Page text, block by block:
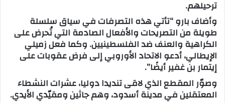
ترحيلهم.
وأضاف بارو “تأتي هذه التصرفات في سياق سلسلة
طويلة من التصريحات والأفعال الصادمة التي تُحرض على
الكراهية والعنف ضد الفلسطينيين. وكما فعل زميلي
الإيطالي، أدعو الاتحاد الأوروبي إلى فرض عقوبات على
إيتمار بن غفير أيضًا”.
وصوّر المقطع الذي لاقى تنديدا دوليا، عشرات النشطاء
المعتقلين في مدينة أسدود، وهم جاثين ومقيّدي الأيدي.